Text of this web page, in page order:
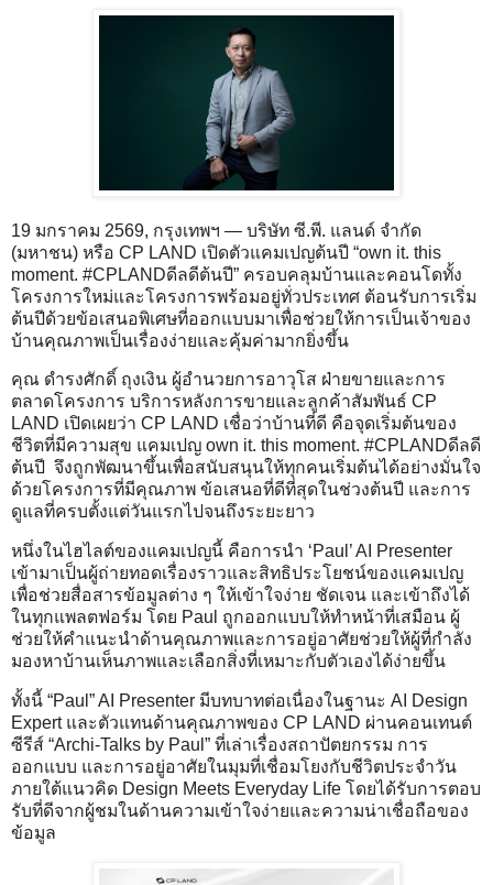
19 มกราคม 2569, กรุงเทพฯ — บริษัท ซี.พี. แลนด์ จำกัด
(มหาชน) หรือ CP LAND เปิดตัวแคมเปญต้นปี “own it. this
moment. #CPLANDดีลดีต้นปี” ครอบคลุมบ้านและคอนโดทั้ง
โครงการใหม่และโครงการพร้อมอยู่ทั่วประเทศ ต้อนรับการเริ่ม
ต้นปีด้วยข้อเสนอพิเศษที่ออกแบบมาเพื่อช่วยให้การเป็นเจ้าของ
บ้านคุณภาพเป็นเรื่องง่ายและคุ้มค่ามากยิ่งขึ้น
คุณ ดำรงศักดิ์ ถุงเงิน ผู้อำนวยการอาวุโส ฝ่ายขายและการ
ตลาดโครงการ บริการหลังการขายและลูกค้าสัมพันธ์ CP
LAND เปิดเผยว่า CP LAND เชื่อว่าบ้านที่ดี คือจุดเริ่มต้นของ
ชีวิตที่มีความสุข แคมเปญ own it. this moment. #CPLANDดีลดี
ต้นปี จึงถูกพัฒนาขึ้นเพื่อสนับสนุนให้ทุกคนเริ่มต้นได้อย่างมั่นใจ
ด้วยโครงการที่มีคุณภาพ ข้อเสนอที่ดีที่สุดในช่วงต้นปี และการ
ดูแลที่ครบตั้งแต่วันแรกไปจนถึงระยะยาว
หนึ่งในไฮไลต์ของแคมเปญนี้ คือการนำ ‘Paul’ AI Presenter
เข้ามาเป็นผู้ถ่ายทอดเรื่องราวและสิทธิประโยชน์ของแคมเปญ
เพื่อช่วยสื่อสารข้อมูลต่าง ๆ ให้เข้าใจง่าย ชัดเจน และเข้าถึงได้
ในทุกแพลตฟอร์ม โดย Paul ถูกออกแบบให้ทำหน้าที่เสมือน ผู้
ช่วยให้คำแนะนำด้านคุณภาพและการอยู่อาศัยช่วยให้ผู้ที่กำลัง
มองหาบ้านเห็นภาพและเลือกสิ่งที่เหมาะกับตัวเองได้ง่ายขึ้น
ทั้งนี้ “Paul” AI Presenter มีบทบาทต่อเนื่องในฐานะ AI Design
Expert และตัวแทนด้านคุณภาพของ CP LAND ผ่านคอนเทนต์
ซีรีส์ “Archi-Talks by Paul” ที่เล่าเรื่องสถาปัตยกรรม การ
ออกแบบ และการอยู่อาศัยในมุมที่เชื่อมโยงกับชีวิตประจำวัน
ภายใต้แนวคิด Design Meets Everyday Life โดยได้รับการตอบ
รับที่ดีจากผู้ชมในด้านความเข้าใจง่ายและความน่าเชื่อถือของ
ข้อมูล